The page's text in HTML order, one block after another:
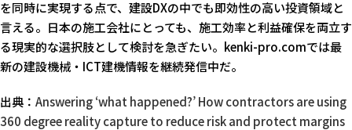
を同時に実現する点で、建設DXの中でも即効性の高い投資領域と
言える。日本の施工会社にとっても、施工効率と利益確保を両立す
る現実的な選択肢として検討を急ぎたい。kenki-pro.comでは最
新の建設機械・ICT建機情報を継続発信中だ。
出典： Answering ‘what happened?’ How contractors are using
360 degree reality capture to reduce risk and protect margins